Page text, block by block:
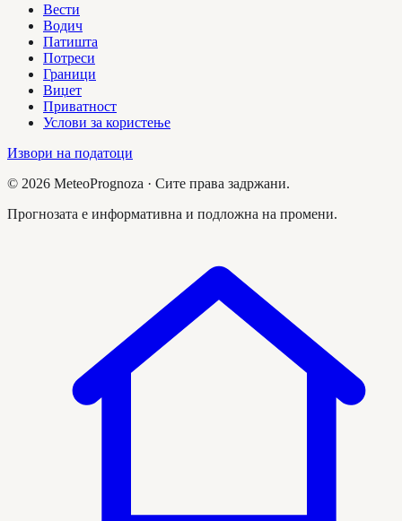
Вести
Водич
Патишта
Потреси
Граници
Виџет
Приватност
Услови за користење
Извори на податоци
© 2026 MeteoPrognoza · Сите права задржани.
Прогнозата е информативна и подложна на промени.